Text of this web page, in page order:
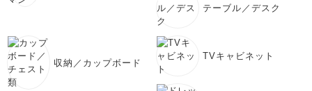
テーブル／デスク
収納／カップボード
TVキャビネット